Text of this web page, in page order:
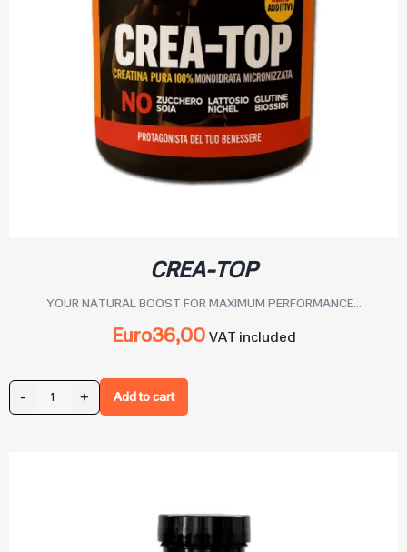
CREA-TOP
YOUR NATURAL BOOST FOR MAXIMUM PERFORMANCE...
Euro36,00 VAT included
- + Add to cart